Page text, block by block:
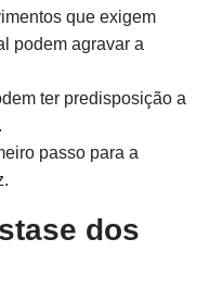
que exigem
podem agravar a
ter predisposição a
passo para a
dos